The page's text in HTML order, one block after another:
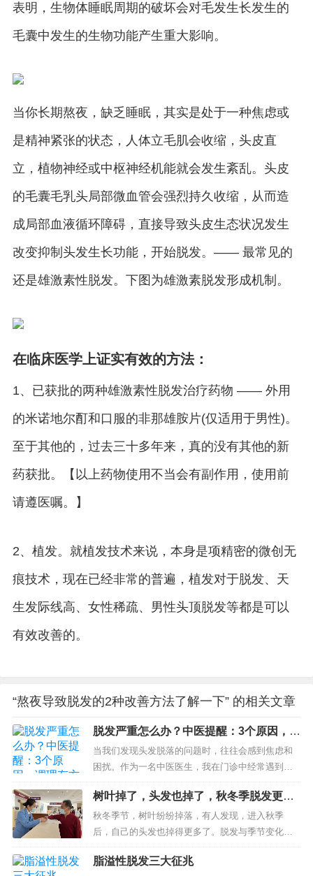
表明，生物体睡眠周期的破坏会对毛发生长发生的
毛囊中发生的生物功能产生重大影响。
当你长期熬夜，缺乏睡眠，其实是处于一种焦虑或
是精神紧张的状态，人体立毛肌会收缩，头皮直
立，植物神经或中枢神经机能就会发生紊乱。头皮
的毛囊毛乳头局部微血管会强烈持久收缩，从而造
成局部血液循环障碍，直接导致头皮生态状况发生
改变抑制头发生长功能，开始脱发。—— 最常见的
还是雄激素性脱发。下图为雄激素脱发形成机制。
在临床医学上证实有效的方法：
1、已获批的两种雄激素性脱发治疗药物 —— 外用
的米诺地尔酊和口服的非那雄胺片(仅适用于男性)。
至于其他的，过去三十多年来，真的没有其他的新
药获批。【以上药物使用不当会有副作用，使用前
请遵医嘱。】
2、植发。就植发技术来说，本身是项精密的微创无
痕技术，现在已经非常的普遍，植发对于脱发、天
生发际线高、女性稀疏、男性头顶脱发等都是可以
有效改善的。
“熬夜导致脱发的2种改善方法了解一下” 的相关文章
脱发严重怎么办？中医提醒：3个原因，调
理有方
当我们发现头发脱落的问题时，往往会感到焦虑和
困扰。作为一名中医医生，我在门诊中经常遇到这
样的患者。今天，我想分享一个关于脱发的诊疗故
事，希望能为您带来一些启示。 有一位患者，女
性，三...
树叶掉了，头发也掉了，秋冬季脱发更严
重吗？
秋冬季节，树叶纷纷掉落，有人发现，进入秋季
后，自己的头发也掉得更多了。脱发与季节变化有
关系吗？秋冬天干气躁，如何减少脱发？ 脱发未见
特别明确的季节性 一个正常的毛囊周期，包括...
脂溢性脱发三大征兆